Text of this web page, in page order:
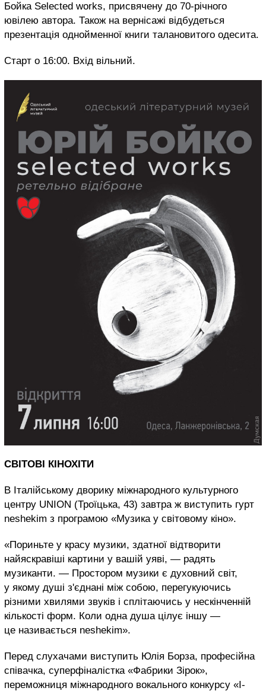
Бойка Selected works, присвячену до 70-річного
ювілею автора. Також на вернісажі відбудеться
презентація однойменної книги талановитого одесита.
Старт о 16:00. Вхід вільний.
СВІТОВІ КІНОХІТИ
В Італійському дворику міжнародного культурного
центру UNION (Троїцька, 43) завтра ж виступить гурт
neshekim з програмою «Музика у світовому кіно».
«Пориньте у красу музики, здатної відтворити
найяскравіші картини у вашій уяві, — радять
музиканти. — Простором музики є духовний світ,
у якому душі з'єднані між собою, перегукуючись
різними хвилями звуків і сплітаючись у нескінченній
кількості форм. Коли одна душа цілує іншу —
це називається neshekim».
Перед слухачами виступить Юлія Борза, професійна
співачка, суперфіналістка «Фабрики Зірок»,
переможниця міжнародного вокального конкурсу «I-